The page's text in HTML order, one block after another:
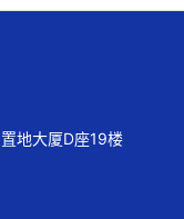
地大厦D座19楼